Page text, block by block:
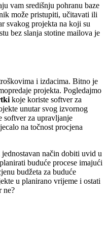
vam središnju pohranu baze
može pristupiti, učitavati ili
svakog projekta na koji su
bez slanja stotine mailova je
i izdacima. Bitno je
projekta. Pogledajmo
koje koriste softver za
unutar svog izvornog
softver za upravljanje
na točnost procjena
način dobiti uvid u
buduće procese imajući
budžeta za buduće
u planirano vrijeme i ostati
ne?